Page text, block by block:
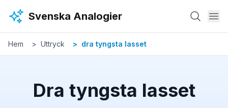
Svenska Analogier
Hem Uttryck dra tyngsta lasset
Dra tyngsta lasset